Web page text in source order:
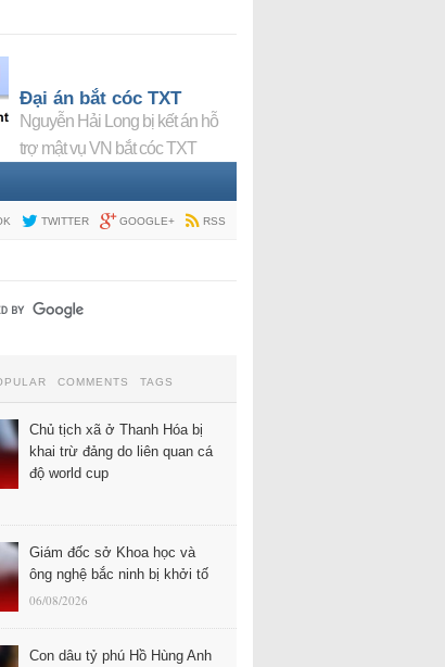
Đại án bắt cóc TXT
Nguyễn Hải Long bị kết án hỗ
trợ mật vụ VN bắt cóc TXT
TWITTER GOOGLE+ RSS
COMMENTS TAGS
Chủ tịch xã ở Thanh Hóa bị
khai trừ đảng do liên quan cá
độ world cup
Giám đốc sở Khoa học và
ông nghệ bắc ninh bị khởi tố
06/08/2026
Con dâu tỷ phú Hồ Hùng Anh